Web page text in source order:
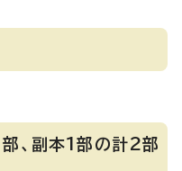
、副本1部の計2部